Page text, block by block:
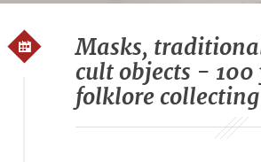
Masks,
cult objects - 100
folklore collecting